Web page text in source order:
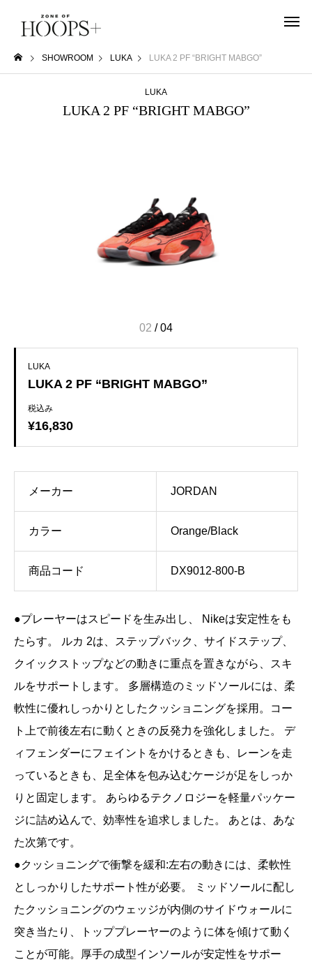
SHOWROOM LUKA LUKA 2 PF “BRIGHT MABGO”
LUKA
LUKA 2 PF “BRIGHT MABGO”
02 /04
LUKA
LUKA 2 PF “BRIGHT MABGO”
税込み
¥16,830
メーカー JORDAN
カラー Orange/Black
商品コード DX9012-800-B
●プレーヤーはスピードを生み出し、 Nikeは安定性をも
たらす。 ルカ 2は、ステップバック、サイドステップ、
クイックストップなどの動きに重点を置きながら、スキ
ルをサポートします。 多層構造のミッドソールには、柔
軟性に優れしっかりとしたクッショニングを採用。コー
ト上で前後左右に動くときの反発力を強化しました。 デ
ィフェンダーにフェイントをかけるときも、レーンを走
っているときも、足全体を包み込むケージが足をしっか
りと固定します。 あらゆるテクノロジーを軽量パッケー
ジに詰め込んで、効率性を追求しました。 あとは、あな
た次第です。
●クッショニングで衝撃を緩和:左右の動きには、柔軟性
としっかりしたサポート性が必要。 ミッドソールに配し
たクッショニングのウェッジが内側のサイドウォールに
突き当たり、トッププレーヤーのように体を傾けて動く
ことが可能。厚手の成型インソールが安定性をサポー